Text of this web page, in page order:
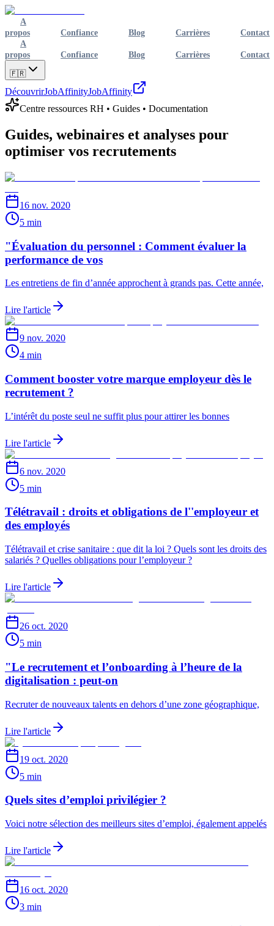
A
propos
Confiance Blog Carrières
Contact
A
propos
Confiance Blog Carrières Contact
🇫🇷
DécouvrirJobAffinityJobAffinity
Centre ressources RH • Guides • Documentation
Guides, webinaires et analyses pour
optimiser vos recrutements
16 nov. 2020
5 min
"Évaluation du personnel : Comment évaluer la
performance de vos
Les entretiens de fin d’année approchent à grands pas. Cette année,
Lire l'article
9 nov. 2020
4 min
Comment booster votre marque employeur dès le
recrutement ?
L’intérêt du poste seul ne suffit plus pour attirer les bonnes
Lire l'article
6 nov. 2020
5 min
Télétravail : droits et obligations de l''employeur et
des employés
Télétravail et crise sanitaire : que dit la loi ? Quels sont les droits des
salariés ? Quelles obligations pour l’employeur ?
Lire l'article
26 oct. 2020
5 min
"Le recrutement et l’onboarding à l’heure de la
digitalisation : peut-on
Recruter de nouveaux talents en dehors d’une zone géographique,
Lire l'article
19 oct. 2020
5 min
Quels sites d’emploi privilégier ?
Voici notre sélection des ​meilleurs sites d’emploi​, également appelés
Lire l'article
16 oct. 2020
3 min